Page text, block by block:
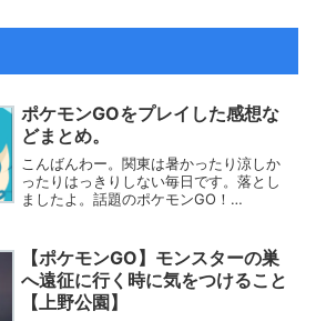
ポケモンGOをプレイした感想な
どまとめ。
こんばんわー。関東は暑かったり涼しか
ったりはっきりしない毎日です。落とし
ましたよ。話題のポケモンGO！
めっちゃ楽しい！フー！！ゼニガメでス
タートポケモンを開始...
【ポケモンGO】モンスターの巣
へ遠征に行く時に気をつけること
【上野公園】